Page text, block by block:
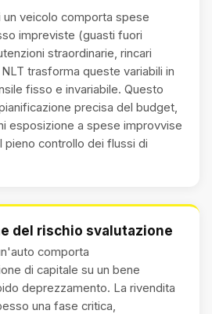
un veicolo comporta spese
impreviste (guasti fuori
straordinarie, rincari
trasforma queste variabili in
fisso e invariabile. Questo
precisa del budget,
esposizione a spese improvvise
pieno controllo dei flussi di
del rischio svalutazione
comporta
di capitale su un bene
deprezzamento. La rivendita
una fase critica,